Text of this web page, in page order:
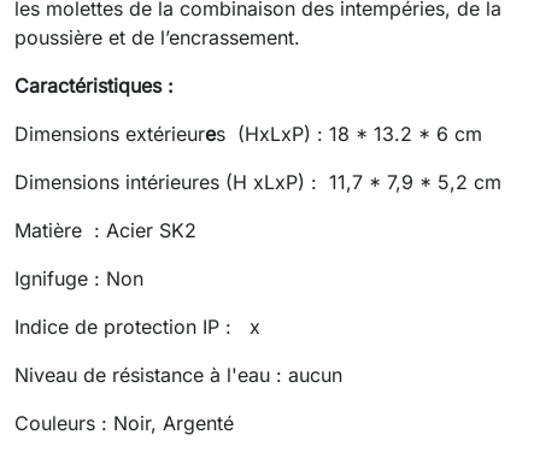
les molettes de la combinaison des intempéries, de la
poussière et de l’encrassement.
Caractéristiques :
Dimensions extérieures (HxLxP) : 18 * 13.2 * 6 cm
Dimensions intérieures (H xLxP) : 11,7 * 7,9 * 5,2 cm
Matière : Acier SK2
Ignifuge : Non
Indice de protection IP : x
Niveau de résistance à l'eau : aucun
Couleurs : Noir, Argenté